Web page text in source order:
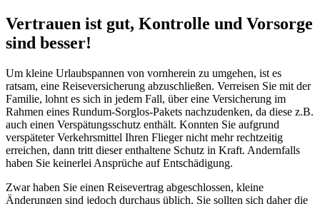
Vertrauen ist gut, Kontrolle und Vorsorge
sind besser!
Um kleine Urlaubspannen von vornherein zu umgehen, ist es
ratsam, eine Reiseversicherung abzuschließen. Verreisen Sie mit der
Familie, lohnt es sich in jedem Fall, über eine Versicherung im
Rahmen eines Rundum-Sorglos-Pakets nachzudenken, da diese z.B.
auch einen Verspätungsschutz enthält. Konnten Sie aufgrund
verspäteter Verkehrsmittel Ihren Flieger nicht mehr rechtzeitig
erreichen, dann tritt dieser enthaltene Schutz in Kraft. Andernfalls
haben Sie keinerlei Ansprüche auf Entschädigung.
Zwar haben Sie einen Reisevertrag abgeschlossen, kleine
Änderungen sind jedoch durchaus üblich. Sie sollten sich daher die